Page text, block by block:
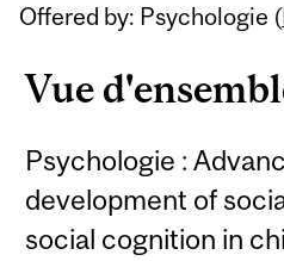
Offered by: Psychologie (
Vue
Psychologie :
development of
social cognition in